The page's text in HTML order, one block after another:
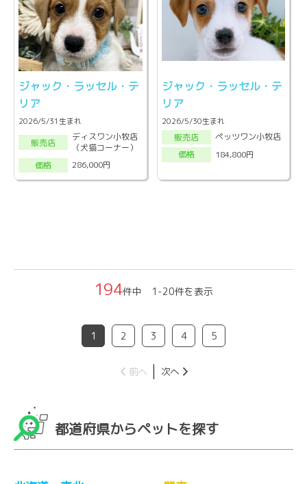
ジャック・ラッセル・テ
リア
2026/5/31生まれ
販売店
ディスワン小牧店
（犬猫コーナー）
価格
286,000円
ジャック・ラッセル・テ
リア
2026/5/30生まれ
販売店
ペッツワン小牧店
価格
184,800円
194件中 1-20件を表示
1 2 3 4 5
前へ 次へ
都道府県からペットを探す